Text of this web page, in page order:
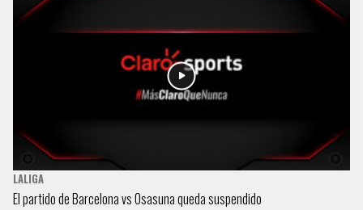
LALIGA
El partido de Barcelona vs Osasuna queda suspendido